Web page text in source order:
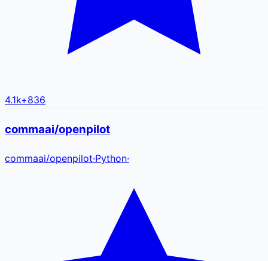
4.1k+836
commaai/openpilot
commaai/openpilot·Python·